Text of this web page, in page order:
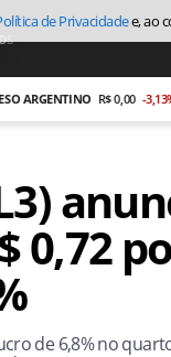
Economia
R$ 0,00 -3,13%
0,72
de 6,8% no
de Privacidadee, ao